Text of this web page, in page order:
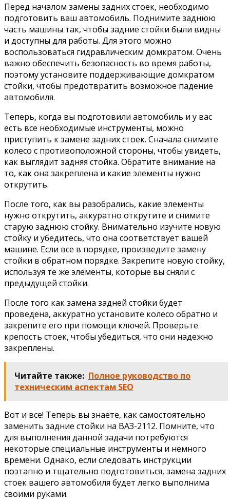
Перед началом замены задних стоек, необходимо
подготовить ваш автомобиль. Поднимите заднюю
часть машины так, чтобы задние стойки были видны
и доступны для работы. Для этого можно
воспользоваться гидравлическим домкратом. Очень
важно обеспечить безопасность во время работы,
поэтому установите поддерживающие домкратом
стойки, чтобы предотвратить возможное падение
автомобиля.
Теперь, когда вы подготовили автомобиль и у вас
есть все необходимые инструменты, можно
приступить к замене задних стоек. Сначала снимите
колесо с противоположной стороны, чтобы увидеть,
как выглядит задняя стойка. Обратите внимание на
то, как она закреплена и какие элементы нужно
открутить.
После того, как вы разобрались, какие элементы
нужно открутить, аккуратно открутите и снимите
старую заднюю стойку. Внимательно изучите новую
стойку и убедитесь, что она соответствует вашей
машине. Если все в порядке, произведите замену
стойки в обратном порядке. Закрепите новую стойку,
используя те же элементы, которые вы сняли с
предыдущей стойки.
После того как замена задней стойки будет
проведена, аккуратно установите колесо обратно и
закрепите его при помощи ключей. Проверьте
крепость стоек, чтобы убедиться, что они надежно
закреплены.
Читайте также: Полное руководство по
техническим аспектам SEO
Вот и все! Теперь вы знаете, как самостоятельно
заменить задние стойки на ВАЗ-2112. Помните, что
для выполнения данной задачи потребуются
некоторые специальные инструменты и немного
времени. Однако, если следовать инструкции
поэтапно и тщательно подготовиться, замена задних
стоек вашего автомобиля будет легко выполнима
своими руками.